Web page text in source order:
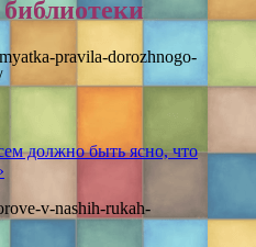
pravila-dorozhnogo-
должно быть ясно, что
v-nashih-rukah-